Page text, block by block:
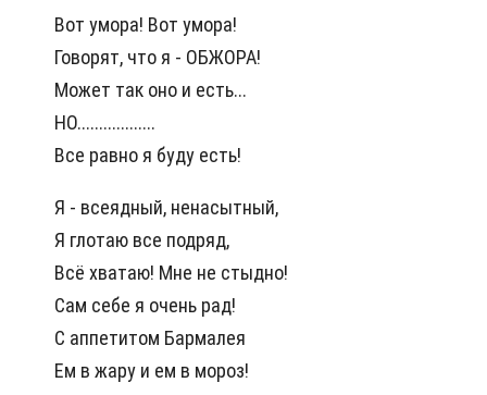
Вот умора! Вот умора!
Говорят, что я - ОБЖОРА!
Может так оно и есть...
НО..................
Все равно я буду есть!
Я - всеядный, ненасытный,
Я глотаю все подряд,
Всё хватаю! Мне не стыдно!
Сам себе я очень рад!
С аппетитом Бармалея
Ем в жару и ем в мороз!